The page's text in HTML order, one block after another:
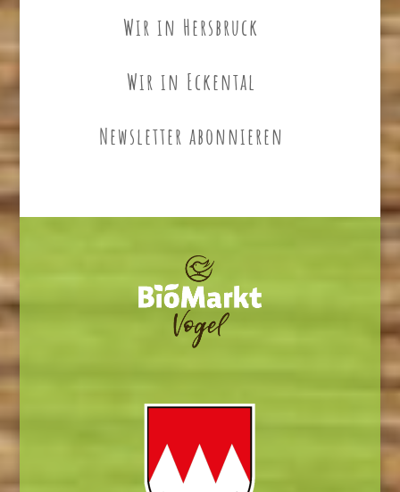
Wir in Hersbruck
Wir in Eckental
Newsletter abonnieren